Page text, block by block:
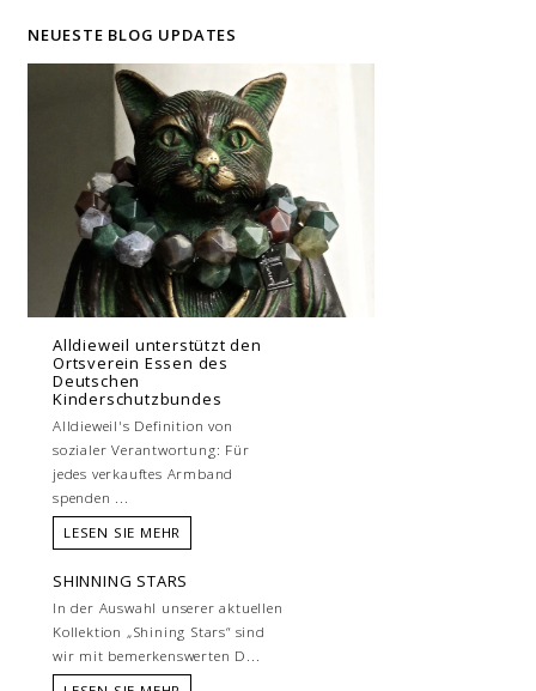
NEUESTE BLOG UPDATES
Alldieweil unterstützt den
Ortsverein Essen des
Deutschen
Kinderschutzbundes
Alldieweil's Definition von
sozialer Verantwortung: Für
jedes verkauftes Armband
spenden ...
LESEN SIE MEHR
SHINNING STARS
In der Auswahl unserer aktuellen
Kollektion „Shining Stars“ sind
wir mit bemerkenswerten D...